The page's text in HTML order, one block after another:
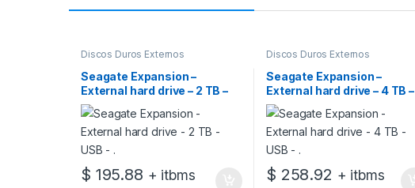
Discos Duros Externos
Seagate Expansion –
External hard drive – 2 TB –
USB – .
$ 195.88 + itbms
Discos Duros Externos
Seagate Expansion –
External hard drive – 4 TB –
USB – .
$ 258.92 + itbms